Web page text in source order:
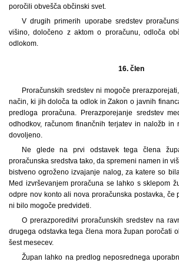
poročili obvešča občinski svet.
V drugih primerih uporabe sredstev
višino, določeno z aktom o proračunu, odloča
odlokom.
16. člen
Proračunskih sredstev ni mogoče
način, ki jih določa ta odlok in Zakon o javnih
predloga proračuna. Prerazporejanje sredstev
odhodkov, računom finančnih terjatev in naložb in
dovoljeno.
Ne glede na prvi odstavek tega člena
proračunska sredstva tako, da spremeni namen in
bistveno ogroženo izvajanje nalog, za katere so
Med izvrševanjem proračuna se lahko s sklepom
odpre nov konto ali nova proračunska postavka, če
ni bilo mogoče predvideti.
O prerazporeditvi proračunskih sredstev na
drugega odstavka tega člena mora župan poročati
šest mesecev.
Župan lahko na predlog neposrednega